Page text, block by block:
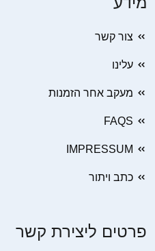
צור קשר
עלינו
מעקב אחר הזמנות
FAQS
IMPRESSUM
כתב ויתור
פרטים ליצירת קשר